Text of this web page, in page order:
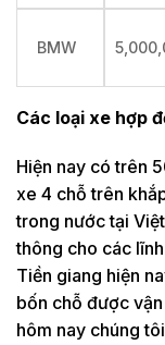
BMW
Các loại xe hợp
Hiện nay có trên
xe 4 chỗ trên
trong nước tại
thông cho các
Tiền giang hiện
bốn chỗ được
hôm nay chúng